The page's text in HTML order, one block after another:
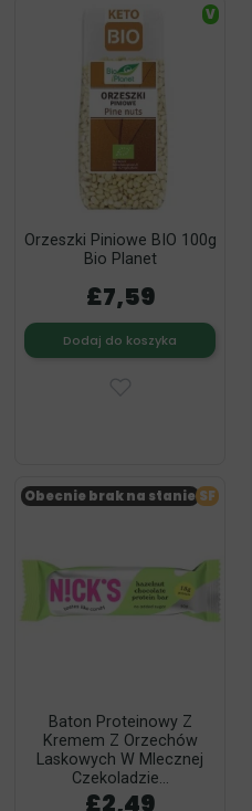
Orzeszki Piniowe BIO 100g
Bio Planet
£7,59
Dodaj do koszyka
V
Baton Proteinowy Z
Kremem Z Orzechów
Laskowych W Mlecznej
Czekoladzie...
Obecnie brak na stanie SF